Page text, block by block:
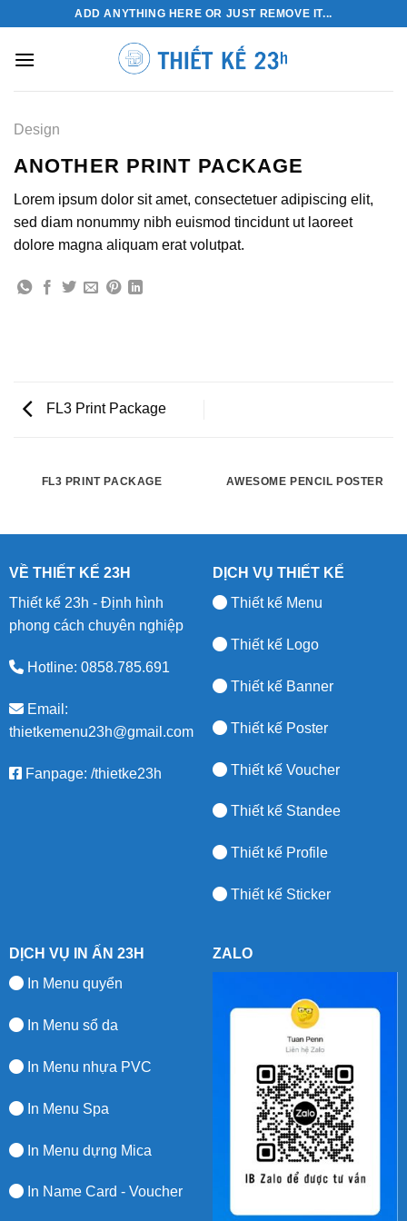
content
ADD ANYTHING HERE OR JUST REMOVE IT...
Design
ANOTHER PRINT PACKAGE
Lorem ipsum dolor sit amet, consectetuer adipiscing elit,
sed diam nonummy nibh euismod tincidunt ut laoreet
dolore magna aliquam erat volutpat.
FL3 Print Package
FL3 PRINT PACKAGE AWESOME PENCIL POSTER
VỀ THIẾT KẾ 23H
Thiết kế 23h - Định hình
phong cách chuyên nghiệp
Hotline: 0858.785.691
Email:
thietkemenu23h@gmail.com
Fanpage: /thietke23h
DỊCH VỤ THIẾT KẾ
Thiết kế Menu
Thiết kế Logo
Thiết kế Banner
Thiết kế Poster
Thiết kế Voucher
Thiết kế Standee
Thiết kế Profile
Thiết kế Sticker
DỊCH VỤ IN ẤN 23H
In Menu quyển
In Menu sổ da
In Menu nhựa PVC
In Menu Spa
In Menu dựng Mica
In Name Card - Voucher
ZALO